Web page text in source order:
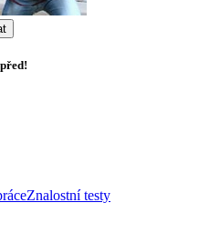
Znalostní testy